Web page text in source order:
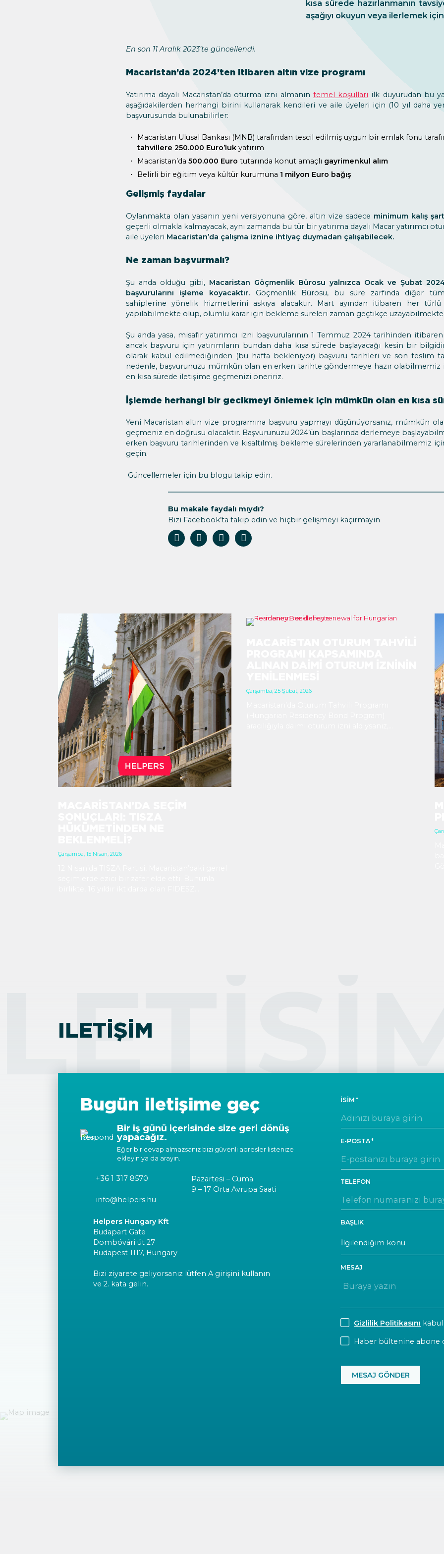
kısa sürede hazırlanmanın
aşağıyı okuyun veya ilerlemek
En son 11 Aralık 2023’te güncellendi.
Macaristan’da 2024’ten itibaren altın vize programı
Yatırıma dayalı Macaristan’da oturma izni almanın temel koşulları ilk duyurudan bu
aşağıdakilerden herhangi birini kullanarak kendileri ve aile üyeleri için (10 yıl daha
başvurusunda bulunabilirler:
Macaristan Ulusal Bankası (MNB) tarafından tescil edilmiş uygun bir emlak fonu
tahvillere 250.000 Euro’lukyatırım
Macaristan’da 500.000 Euro tutarında konut amaçlı gayrimenkul alım
Belirli bir eğitim veya kültür kurumuna 1 milyon Euro bağış
Gelişmiş faydalar
Oylanmakta olan yasanın yeni versiyonuna göre, altın vize sadece minimum kalış
geçerli olmakla kalmayacak, aynı zamanda bu tür bir yatırıma dayalı Macar yatırımcı
aile üyeleri Macaristan’da çalışma iznine ihtiyaç duymadan çalışabilecek.
Ne zaman başvurmalı?
Şu anda olduğu gibi, Macaristan Göçmenlik Bürosu yalnızca Ocak ve Şubat
başvurularını işleme koyacaktır. Göçmenlik Bürosu, bu süre zarfında diğer
sahiplerine yönelik hizmetlerini askıya alacaktır. Mart ayından itibaren her
yapılabilmekte olup, olumlu karar için bekleme süreleri zaman geçtikçe
Şu anda yasa, misafir yatırımcı izni başvurularının 1 Temmuz 2024 tarihinden
ancak başvuru için yatırımların bundan daha kısa sürede başlayacağı kesin bir
olarak kabul edilmediğinden (bu hafta bekleniyor) başvuru tarihleri ​​ve son teslim
nedenle, başvurunuzu mümkün olan en erken tarihte göndermeye hazır
en kısa sürede iletişime geçmenizi öneririz.
İşlemde herhangi bir gecikmeyi önlemek için mümkün olan en kısa
Yeni Macaristan altın vize programına başvuru yapmayı düşünüyorsanız, mümkün
geçmeniz en doğrusu olacaktır. Başvurunuzu 2024’ün başlarında derlemeye
erken başvuru tarihlerinden ve kısaltılmış bekleme sürelerinden yararlanabilmemiz
geçin.
Güncellemeler için bu blogu takip edin.
Bu makale faydalı mıydı?
Bizi Facebook’ta takip edin ve hiçbir gelişmeyi kaçırmayın
Çarşamba, 15 Nisan, 2026
Çarşamba, 25 Şubat, 2026
ILETIŞIM
Bugün iletişime geç
Bir iş günü içerisinde size geri dönüş
yapacağız.
Eğer bir cevap almazsanız bizi güvenli adresler listenize
ekleyin ya da arayın.
+36 1 317 8570
info@helpers.hu
Pazartesi – Cuma
9 – 17 Orta Avrupa Saati
Helpers Hungary Kft
Budapart Gate
Dombóvári út 27
Budapest 1117, Hungary
Bizi ziyarete geliyorsanız lütfen A girişini kullanın
ve 2. kata gelin.
İSIM
E-POSTA
TELEFON
BAŞLIK
MESAJ
CONSENT
Gizlilik Politikasını
NEWSLETTER
Haber bültenine abone